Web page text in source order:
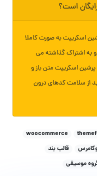
است؟
اسکریپت به صورت کاملا
به اشتراک گذاشته می
اسکریپت متن باز و
از سلامت کدهای درون
woocommerce
قالب بند
موسیقی